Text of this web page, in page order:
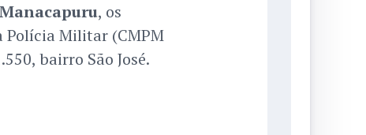
Manacapuru, os
Polícia Militar (CMPM
bairro São José.